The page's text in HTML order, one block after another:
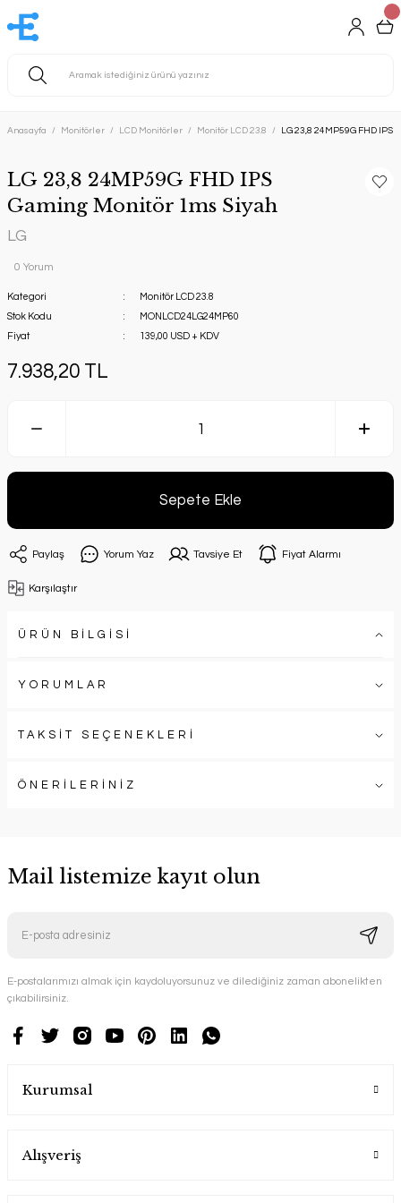
Anasayfa Monitörler LCD Monitörler Monitör LCD 23.8 LG 23,8 24MP59G FHD IPS
LG 23,8 24MP59G FHD IPS
Gaming Monitör 1ms Siyah
LG
0 Yorum
Kategori
Monitör LCD 23.8
Stok Kodu
MONLCD24LG24MP60
Fiyat
139,00 USD + KDV
7.938,20 TL
Sepete Ekle
Paylaş Yorum Yaz Tavsiye Et Fiyat Alarmı
Karşılaştır
ÜRÜN BİLGİSİ
YORUMLAR
TAKSİT SEÇENEKLERİ
ÖNERİLERİNİZ
Mail listemize kayıt olun
E-postalarımızı almak için kaydoluyorsunuz ve dilediğiniz zaman abonelikten
çıkabilirsiniz.
Kurumsal
Alışveriş